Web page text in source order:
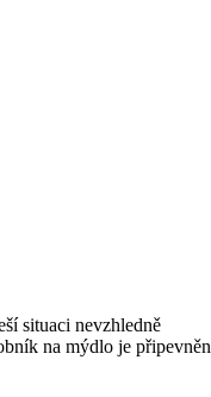
situaci nevzhledně
na mýdlo je připevněn